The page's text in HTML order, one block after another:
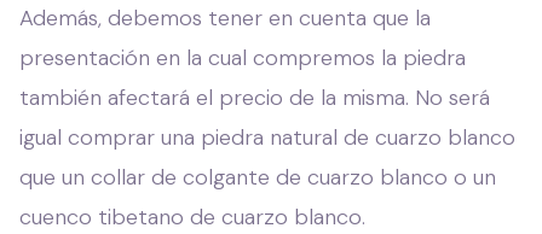
Además, debemos tener en cuenta que la
presentación en la cual compremos la piedra
también afectará el precio de la misma. No será
igual comprar una piedra natural de cuarzo blanco
que un collar de colgante de cuarzo blanco o un
cuenco tibetano de cuarzo blanco.